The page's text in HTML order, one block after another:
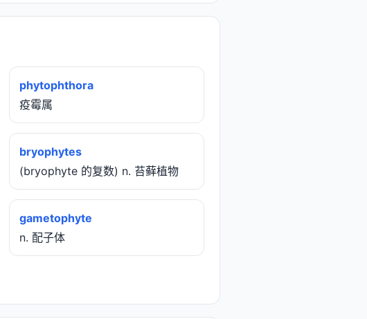
phytophthora
疫霉属
bryophytes
(bryophyte 的复数) n. 苔藓植物
gametophyte
n. 配子体